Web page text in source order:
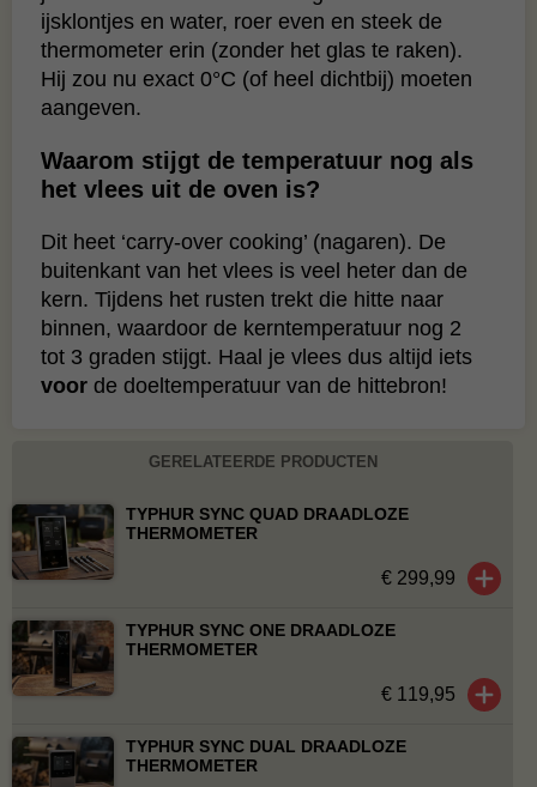
ijsklontjes en water, roer even en steek de
thermometer erin (zonder het glas te raken).
Hij zou nu exact 0°C (of heel dichtbij) moeten
aangeven.
Waarom stijgt de temperatuur nog als
het vlees uit de oven is?
Dit heet ‘carry-over cooking’ (nagaren). De
buitenkant van het vlees is veel heter dan de
kern. Tijdens het rusten trekt die hitte naar
binnen, waardoor de kerntemperatuur nog 2
tot 3 graden stijgt. Haal je vlees dus altijd iets
voor de doeltemperatuur van de hittebron!
GERELATEERDE PRODUCTEN
TYPHUR SYNC QUAD DRAADLOZE
THERMOMETER
€ 299,99
TYPHUR SYNC ONE DRAADLOZE
THERMOMETER
€ 119,95
TYPHUR SYNC DUAL DRAADLOZE
THERMOMETER